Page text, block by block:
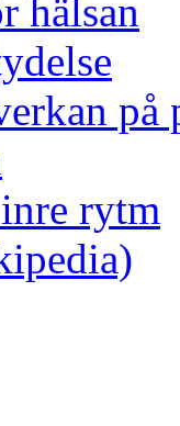
hälsan
på
rytm